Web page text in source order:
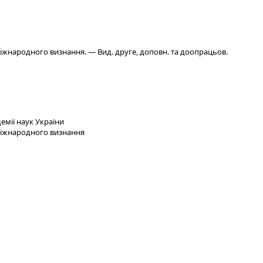
визнання. — Вид. друге, доповн. та доопрацьов.
наук України
визнання